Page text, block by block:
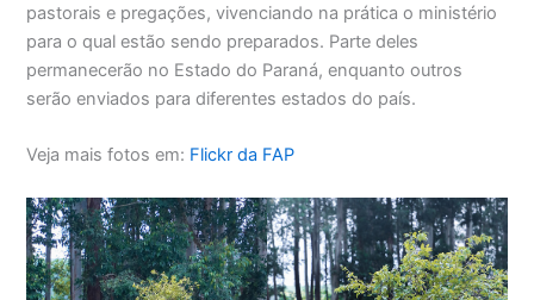
pastorais e pregações, vivenciando na prática o ministério
para o qual estão sendo preparados. Parte deles
permanecerão no Estado do Paraná, enquanto outros
serão enviados para diferentes estados do país.
Veja mais fotos em: Flickr da FAP